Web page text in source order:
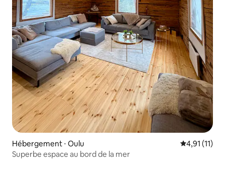
Hébergement ⋅ Oulu Évaluation
4,91 (11)
Superbe espace au bord de la mer